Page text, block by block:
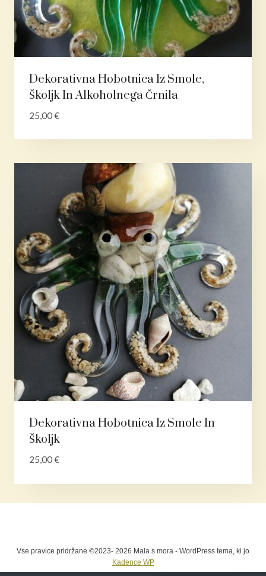
Dekorativna Hobotnica Iz Smole,
Školjk In Alkoholnega Črnila
25,00€
Dekorativna Hobotnica Iz Smole In
Školjk
25,00€
Vse pravice pridržane ©2023- 2026 Mala s mora - WordPress tema, ki jo
Kadence WP